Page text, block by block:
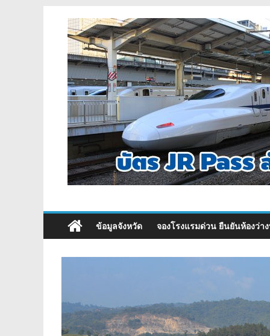
ข้อมูลจังหวัด จองโรงแรมด่วน ยืนยันห้องว่า